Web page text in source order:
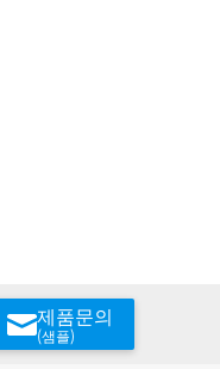
제품문의
(샘플)